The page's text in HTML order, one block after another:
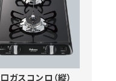
ガスコンロ（縦）